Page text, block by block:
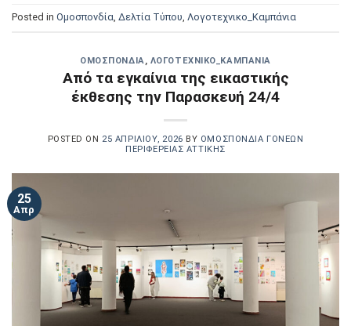
Posted in Oμοσπονδία, Δελτία Τύπου, Λογοτεχνικο_Καμπάνια
OΜΟΣΠΟΝΔΊΑ, ΛΟΓΟΤΕΧΝΙΚΟ_ΚΑΜΠΆΝΙΑ
Από τα εγκαίνια της εικαστικής
έκθεσης την Παρασκευή 24/4
POSTED ON 25 ΑΠΡΙΛΊΟΥ, 2026 BY ΟΜΟΣΠΟΝΔΊΑ ΓΟΝΈΩΝ
ΠΕΡΙΦΈΡΕΙΑΣ ΑΤΤΙΚΉΣ
25
Απρ